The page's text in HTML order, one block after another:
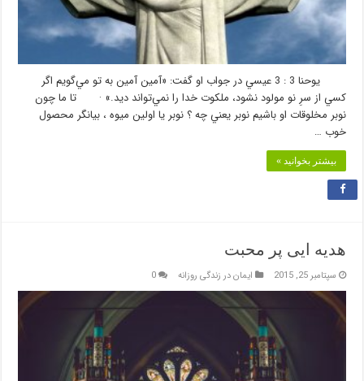
يوحنا 3 : 3 عيسي در جواب او گفت: «آمين آمين به تو مي‌گويم اگر
كسي از سرِ نو مولود نشود، ملكوت خدا را نمي‌تواند ديد.» · تا ما چون
نوبر مخلوقات او باشيم نوبر يعني چه ؟ نوبر يا اولين ميوه ، بيانگر محصول
خوب …
بیشتر بخوانید »
هديه ايی پر محبت
سپتامبر 25, 2015 ایمان در زندگی روزانه 0